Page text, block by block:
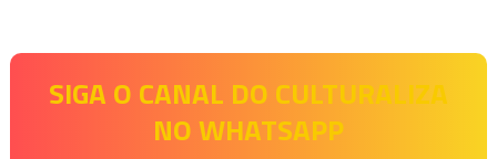
SIGA O CANAL DO CULTURALIZA
NO WHATSAPP